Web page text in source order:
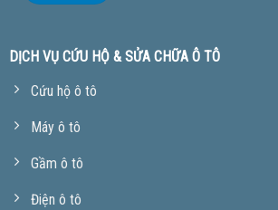
DỊCH VỤ CỨU HỘ & SỬA CHỮA Ô TÔ
Cứu hộ ô tô
Máy ô tô
Gầm ô tô
Điện ô tô